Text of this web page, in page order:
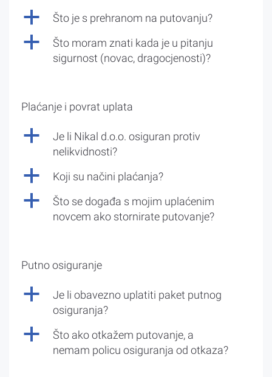
a Što je s prehranom na putovanju?
a
Što moram znati kada je u pitanju
sigurnost (novac, dragocjenosti)?
Plaćanje i povrat uplata
a
Je li Nikal d.o.o. osiguran protiv
nelikvidnosti?
a Koji su načini plaćanja?
a
Što se događa s mojim uplaćenim
novcem ako stornirate putovanje?
Putno osiguranje
a
Je li obavezno uplatiti paket putnog
osiguranja?
a
Što ako otkažem putovanje, a
nemam policu osiguranja od otkaza?